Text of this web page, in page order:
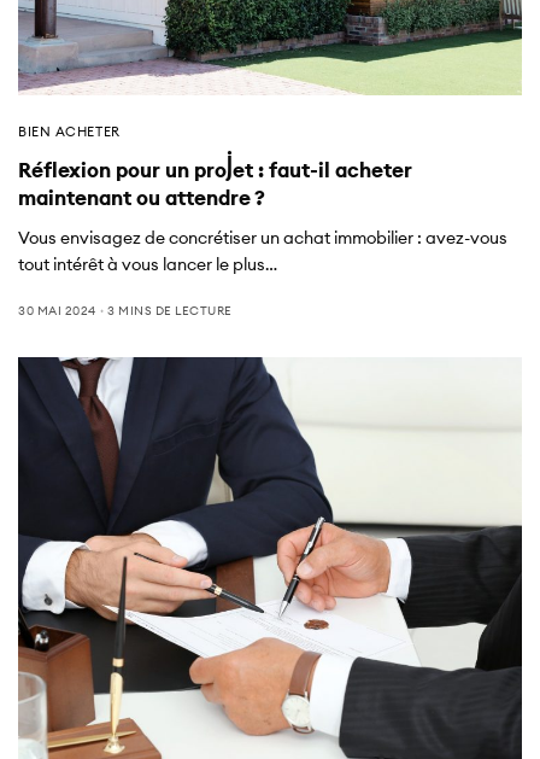
BIEN ACHETER
Réflexion pour un projet : faut-il acheter
maintenant ou attendre ?
Vous envisagez de concrétiser un achat immobilier : avez-vous
tout intérêt à vous lancer le plus…
30 MAI 2024 3 MINS DE LECTURE